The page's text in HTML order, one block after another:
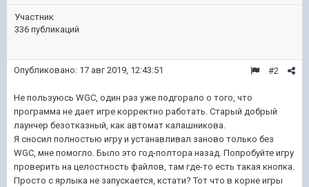
Участник
336 публикаций
#2
Опубликовано: 17 авг 2019, 12:43:51
Не пользуюсь WGC, один раз уже подгорало о того, что
программа не дает игре корректно работать. Старый добрый
лаунчер безотказный, как автомат калашникова.
Я сносил полностью игру и устанавливал заново только без
WGC, мне помогло. Было это год-полтора назад. Попробуйте игру
проверить на целостность файлов, там где-то есть такая кнопка.
Просто с ярлыка не запускается, кстати? Тот что в корне игры